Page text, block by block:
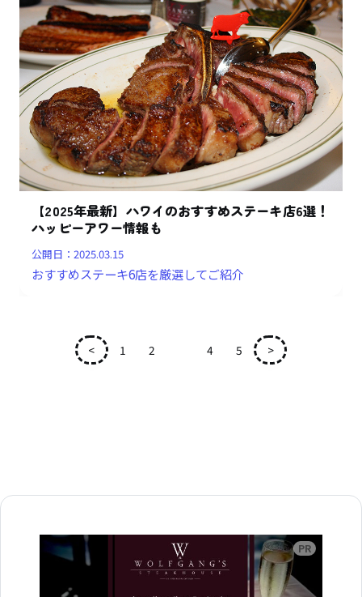
【2025年最新】ハワイのおすすめステーキ店6選！
ハッピーアワー情報も
公開日：2025.03.15
おすすめステーキ6店を厳選してご紹介
< 1 2 4 5 >
広告